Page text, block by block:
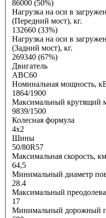
86000 (50%)
Нагрузка на оси в
(Передний мост), кг.
132660 (33%)
Нагрузка на оси в
(Задний мост), кг.
269340 (67%)
Двигатель
ABC60
Номинальная мощность,
1864/1900
Максимальный крутящий
9839/1500
Колесная формула
4х2
Шины
50/80R57
Максимальная скорость,
64,5
Минимальный диаметр
28.4
Максимальный
17
Минимальный дорожный